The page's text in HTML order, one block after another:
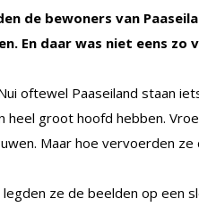
de bewoners van
En daar was niet eens zo
oftewel Paaseiland staan
heel groot hoofd hebben.
Maar hoe vervoerden ze
legden ze de beelden op een